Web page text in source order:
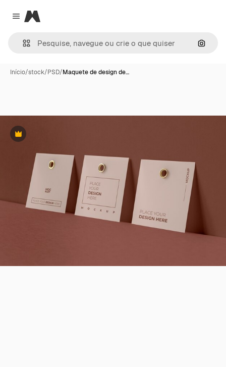
Close menu
Magnific
Início/stock/PSD/Maquete de design de…
Premium